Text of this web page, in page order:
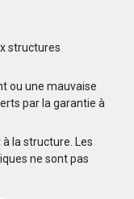
structures
ou une mauvaise
par la garantie à
la structure. Les
ne sont pas